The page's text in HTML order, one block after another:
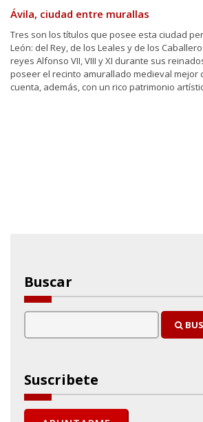
Ávila, ciudad entre murallas
Tres son los títulos que posee esta ciudad
León: del Rey, de los Leales y de los
reyes Alfonso VII, VIII y XI durante sus
poseer el recinto amurallado medieval mejor
cuenta, además, con un rico patrimonio
Buscar
Suscribete